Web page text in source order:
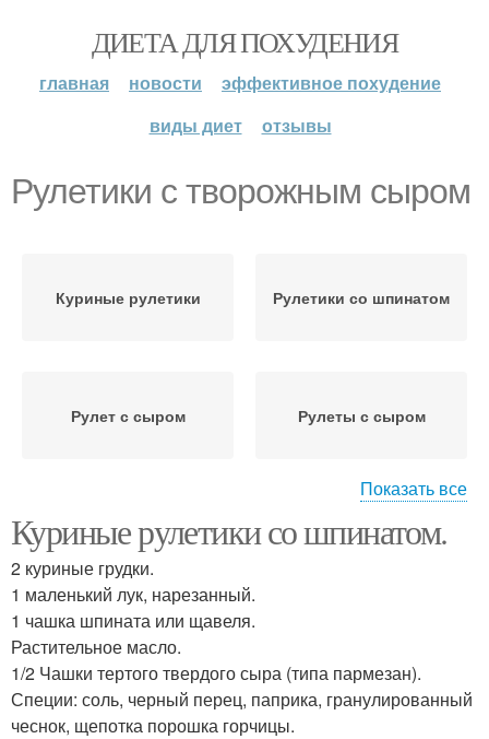
ДИЕТА ДЛЯ ПОХУДЕНИЯ
главная новости
эффективное похудение
виды диет
отзывы
Рулетики с творожным сыром
Куриные рулетики Рулетики со шпинатом
Рулет с сыром Рулеты с сыром
грудок
"куриные рулетики
Творожные сыры
бедрышек
Показать все
Куриные рулетики со шпинатом.
2 куриные грудки.
1 маленький лук, нарезанный.
1 чашка шпината или щавеля.
Растительное масло.
1/2 Чашки тертого твердого сыра (типа пармезан).
Специи: соль, черный перец, паприка, гранулированный
чеснок, щепотка порошка горчицы.